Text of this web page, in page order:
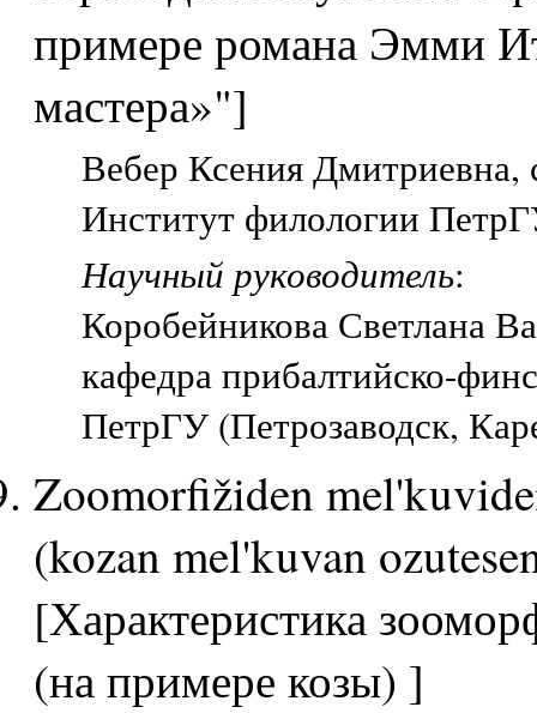
примере романа Эмми
мастера»"]
Вебер Ксения Дмитриевна,
Институт филологии
Научный руководитель:
Коробейникова Светлана
кафедра прибалтийско-
ПетрГУ (Петрозаводск,
Zoomorfižiden
(kozan mel'kuvan
[Характеристика
(на примере козы) ]